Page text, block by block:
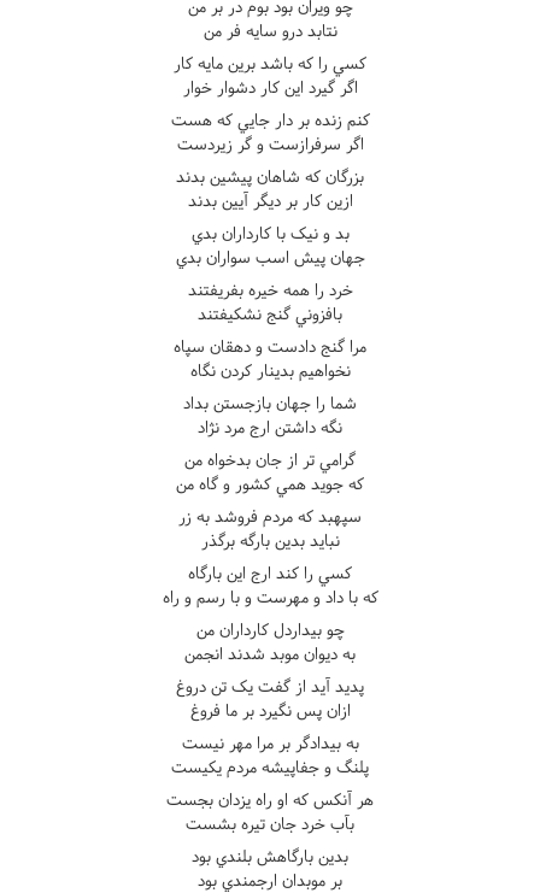
چو ويران بود بوم در بر من
نتابد درو سايه فر من
کسي را که باشد برين مايه کار
اگر گيرد اين کار دشوار خوار
کنم زنده بر دار جايي که هست
اگر سرفرازست و گر زيردست
بزرگان که شاهان پيشين بدند
ازين کار بر ديگر آيين بدند
بد و نيک با کارداران بدي
جهان پيش اسب سواران بدي
خرد را همه خيره بفريفتند
بافزوني گنج نشکيفتند
مرا گنج دادست و دهقان سپاه
نخواهيم بدينار کردن نگاه
شما را جهان بازجستن بداد
نگه داشتن ارج مرد نژاد
گرامي تر از جان بدخواه من
که جويد همي کشور و گاه من
سپهبد که مردم فروشد به زر
نبايد بدين بارگه برگذر
کسي را کند ارج اين بارگاه
که با داد و مهرست و با رسم و راه
چو بيداردل کارداران من
به ديوان موبد شدند انجمن
پديد آيد از گفت يک تن دروغ
ازان پس نگيرد بر ما فروغ
به بيدادگر بر مرا مهر نيست
پلنگ و جفاپيشه مردم يکيست
هر آنکس که او راه يزدان بجست
بآب خرد جان تيره بشست
بدين بارگاهش بلندي بود
بر موبدان ارجمندي بود